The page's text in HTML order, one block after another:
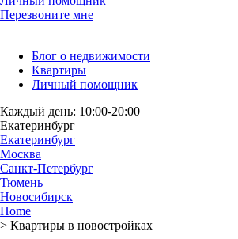
Перезвоните мне
Блог о недвижимости
Квартиры
Личный помощник
Каждый день: 10:00-20:00
Екатеринбург
Екатеринбург
Москва
Санкт-Петербург
Тюмень
Новосибирск
Home
> Квартиры в новостройках